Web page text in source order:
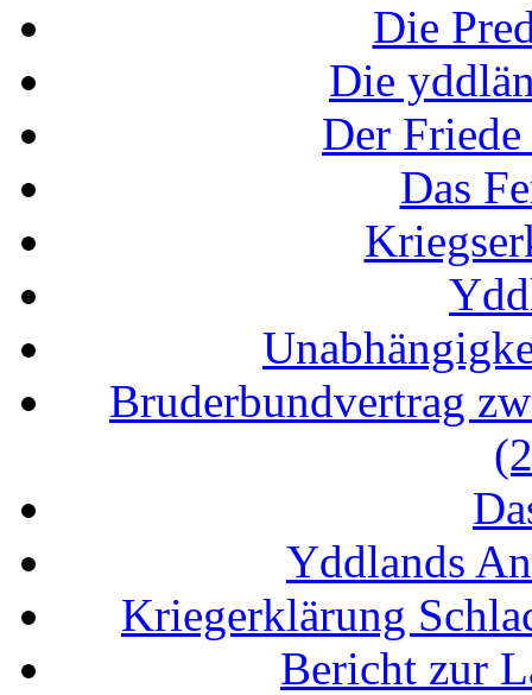
Die
Die
Der
Das
Bruderbundvertrag
Yddlands
Kriegerklärung
Bericht zur